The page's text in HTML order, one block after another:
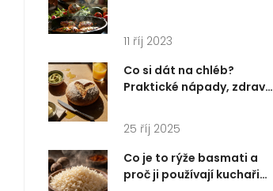
11 říj 2023
Co si dát na chléb?
Praktické nápady, zdravé
25 říj 2025
Co je to rýže basmati a
proč ji používají kuchaři